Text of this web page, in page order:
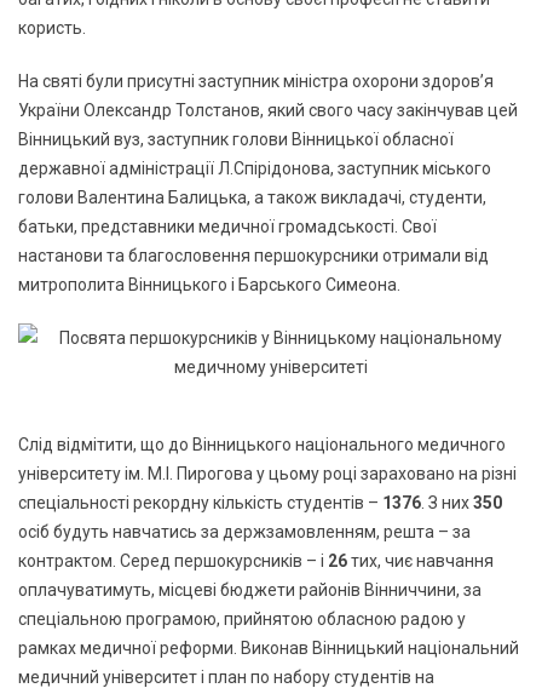
користь.
На святі були присутні заступник міністра охорони здоров’я
України Олександр Толстанов, який свого часу закінчував цей
Вінницький вуз, заступник голови Вінницької обласної
державної адміністрації Л.Спірідонова, заступник міського
голови Валентина Балицька, а також викладачі, студенти,
батьки, представники медичної громадськості. Свої
настанови та благословення першокурсники отримали від
митрополита Вінницького і Барського Симеона.
Слід відмітити, що до Вінницького національного медичного
університету ім. М.І. Пирогова у цьому році зараховано на різні
спеціальності рекордну кількість студентів – 1376 . З них350
осіб будуть навчатись за держзамовленням, решта – за
контрактом. Серед першокурсників – і 26тих, чиє навчання
оплачуватимуть, місцеві бюджети районів Вінниччини, за
спеціальною програмою, прийнятою обласною радою у
рамках медичної реформи. Виконав Вінницький національний
медичний університет і план по набору студентів на